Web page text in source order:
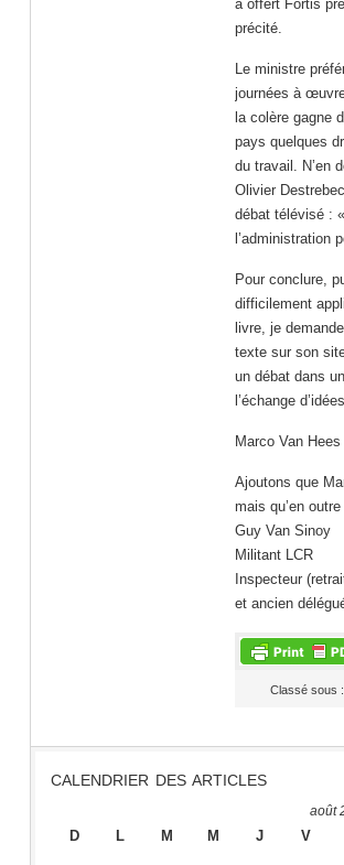
a offert Fortis
précité.
Le ministre
journées à
la colère gagne
pays quelques
du travail. N’en
Olivier
débat télévisé :
l’administration
Pour conclure,
difficilement
livre, je
texte sur son
un débat dans
l’échange
Marco Van
Ajoutons que
mais qu’en
Guy Van Sinoy
Militant LCR
Inspecteur
et ancien
Classé sous :
CALENDRIER DES ARTICLES
août
D L M M J V